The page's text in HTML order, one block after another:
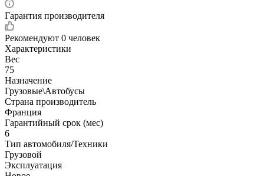
Гарантия производителя
Рекомендуют 0 человек
Характеристики
Вес
75
Назначение
Грузовые\Автобусы
Страна производитель
Франция
Гарантийный срок (мес)
6
Тип автомобиля/Техники
Грузовой
Эксплуатация